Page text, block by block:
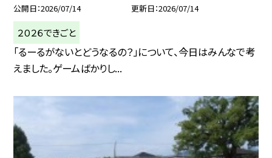
公開日 2026/07/14 更新日 2026/07/14
２０２６できごと
「るーるがないとどうなるの？」について、今日はみんなで考
えました。ゲームばかりし...